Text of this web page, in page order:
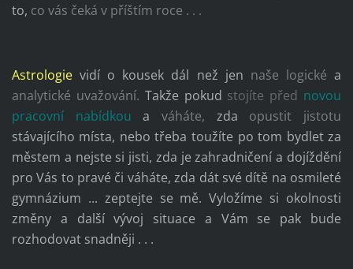
to, co vás čeká v příštím roce . . .
Astrologievidí o kousek dál než jen naše logické a
analytické uvažování. Takže pokud stojíte před novou
pracovní nabídkou a váháte, zda opustit jistotu
stávajícího místa, nebo třeba toužíte po tom bydlet za
městem a nejste si jisti, zda je zahradničení a dojíždění
pro Vás to pravé či váháte, zda dát své dítě na osmileté
gymnázium ... zeptejte se mě. Vyložíme si okolnosti
změny a další vývoj situace a Vám se pak bude
rozhodovat snadněji . . .